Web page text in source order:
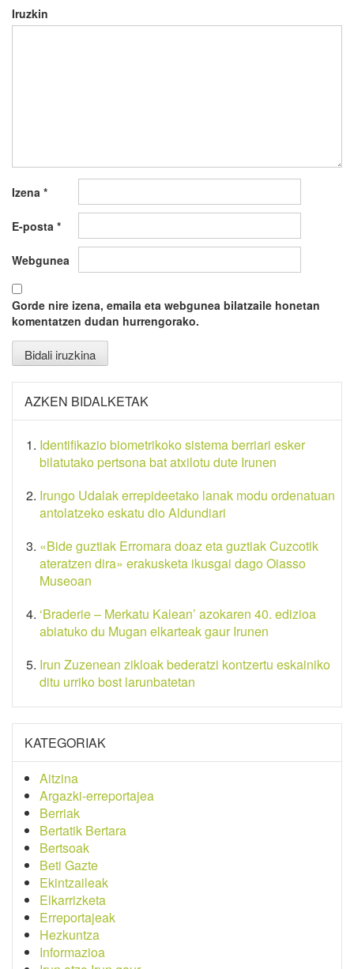
Iruzkin
Izena *
E-posta *
Webgunea
Gorde nire izena, emaila eta webgunea bilatzaile honetan
komentatzen dudan hurrengorako.
AZKEN BIDALKETAK
Identifikazio biometrikoko sistema berriari esker
bilatutako pertsona bat atxilotu dute Irunen
Irungo Udalak errepideetako lanak modu ordenatuan
antolatzeko eskatu dio Aldundiari
«Bide guztiak Erromara doaz eta guztiak Cuzcotik
ateratzen dira» erakusketa ikusgai dago Oiasso
Museoan
‘Braderie – Merkatu Kalean’ azokaren 40. edizioa
abiatuko du Mugan elkarteak gaur Irunen
Irun Zuzenean zikloak bederatzi kontzertu eskainiko
ditu urriko bost larunbatetan
KATEGORIAK
Aitzina
Argazki-erreportajea
Berriak
Bertatik Bertara
Bertsoak
Beti Gazte
Ekintzaileak
Elkarrizketa
Erreportajeak
Hezkuntza
Informazioa